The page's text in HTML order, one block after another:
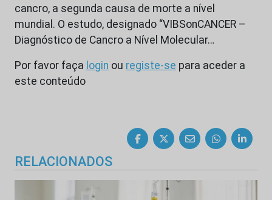
cancro, a segunda causa de morte a nível
mundial. O estudo, designado “VIBSonCANCER –
Diagnóstico de Cancro a Nível Molecular…
Por favor faça login ou registe-se para aceder a
este conteúdo
RELACIONADOS